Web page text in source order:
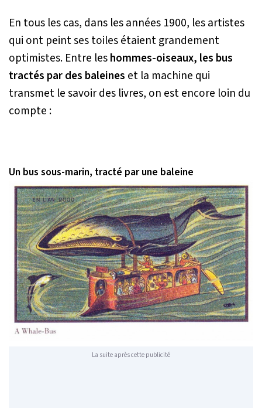
En tous les cas, dans les années 1900, les artistes
qui ont peint ses toiles étaient grandement
optimistes. Entre leshommes-oiseaux, les bus
tractés par des baleines et la machine qui
transmet le savoir des livres, on est encore loin du
compte :
Un bus sous-marin, tracté par une baleine
La suite après cette publicité